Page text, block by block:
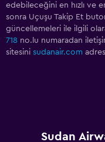
edebileceğini en hızlı ve
sonra Uçuşu Takip Et
güncellemeleri ile ilgili
718 no.lu numaradan
sitesini sudanair.com
Sudan